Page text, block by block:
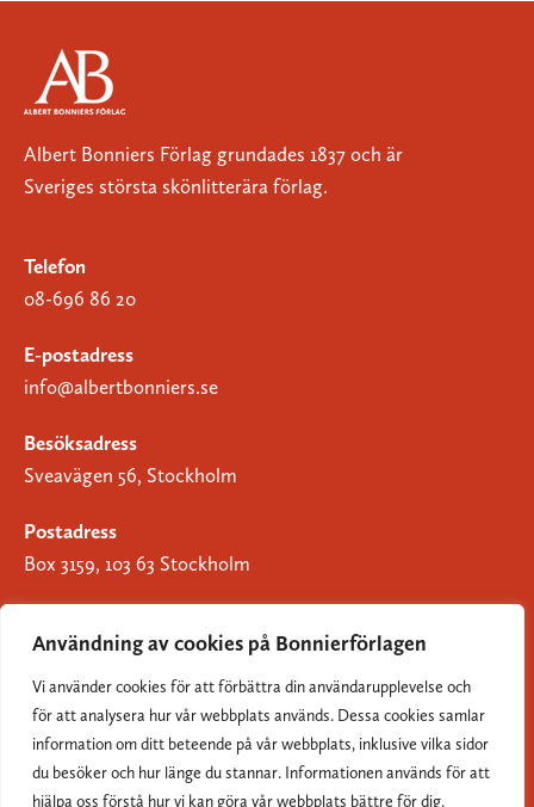
Användning av cookies på Bonnierförlagen
Vi använder cookies för att förbättra din användarupplevelse och
för att analysera hur vår webbplats används. Dessa cookies samlar
information om ditt beteende på vår webbplats, inklusive vilka sidor
du besöker och hur länge du stannar. Informationen används för att
hjälpa oss förstå hur vi kan göra vår webbplats bättre för dig.
Albert Bonniers Förlag grundades 1837 och är
Sveriges största skönlitterära förlag.
Telefon
08-696 86 20
E-postadress
info@albertbonniers.se
Besöksadress
Sveavägen 56, Stockholm
Postadress
Box 3159, 103 63 Stockholm
Om Bonnierförlagen
Cookies
Integritetspolicy